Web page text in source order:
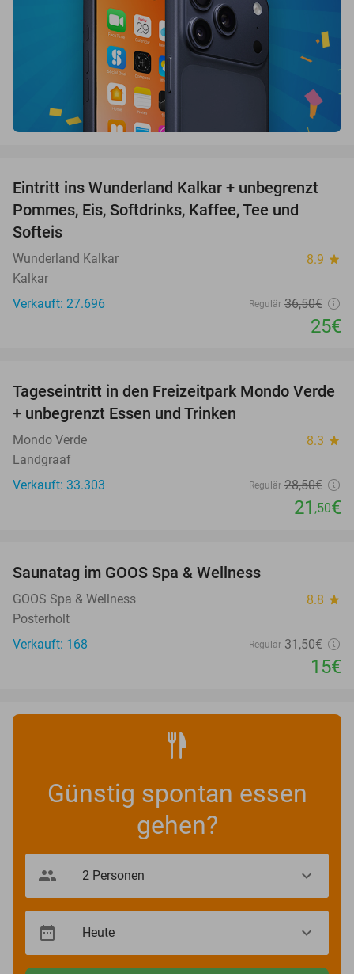
32%
Eintritt ins Wunderland Kalkar + unbegrenzt
Pommes, Eis, Softdrinks, Kaffee, Tee und
Softeis
Wunderland Kalkar 8.9 star
Kalkar
Verkauft: 27.696
Regulär 36,50€
25€
25%
Tageseintritt in den Freizeitpark Mondo Verde
+ unbegrenzt Essen und Trinken
Mondo Verde 8.3 star
Landgraaf
Verkauft: 33.303
Regulär 28,50€
21 ,50€
TODAY
Saunatag im GOOS Spa & Wellness
GOOS Spa & Wellness 8.8 star
Posterholt
Verkauft: 168
Regulär 31,50€
15€
Günstig spontan essen
gehen?